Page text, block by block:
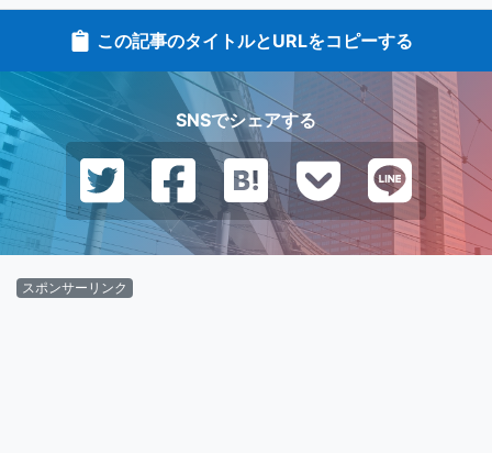
この記事のタイトルとURLをコピーする
SNSでシェアする
スポンサーリンク